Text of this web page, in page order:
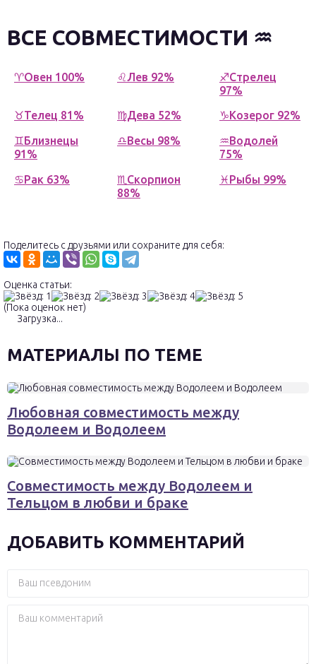
ВСЕ СОВМЕСТИМОСТИ ♒
♈Овен 100% ♌Лев 92%
♐Стрелец
97%
♉Телец 81%
♍Дева 52%
♑Козерог 92%
♊Близнецы
91%
♎Весы 98%
♒Водолей
75%
♋Рак 63%
♏Скорпион
88%
♓Рыбы 99%
Поделитесь с друзьями или сохраните для себя:
Оценка статьи:
(Пока оценок нет)
Загрузка...
МАТЕРИАЛЫ ПО ТЕМЕ
Любовная совместимость между
Водолеем и Водолеем
Совместимость между Водолеем и
Тельцом в любви и браке
ДОБАВИТЬ КОММЕНТАРИЙ